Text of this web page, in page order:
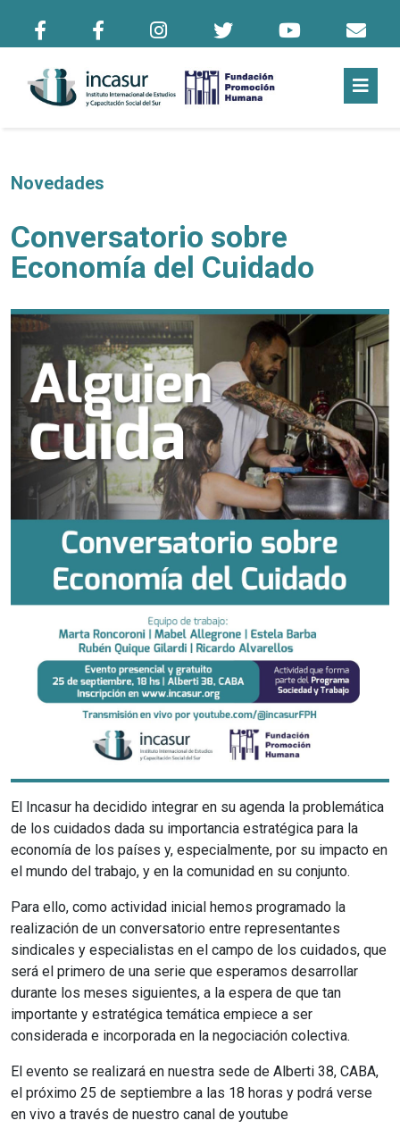
Novedades
Conversatorio sobre
Economía del Cuidado
El Incasur ha decidido integrar en su agenda la problemática
de los cuidados dada su importancia estratégica para la
economía de los países y, especialmente, por su impacto en
el mundo del trabajo, y en la comunidad en su conjunto.
Para ello, como actividad inicial hemos programado la
realización de un conversatorio entre representantes
sindicales y especialistas en el campo de los cuidados, que
será el primero de una serie que esperamos desarrollar
durante los meses siguientes, a la espera de que tan
importante y estratégica temática empiece a ser
considerada e incorporada en la negociación colectiva.
El evento se realizará en nuestra sede de Alberti 38, CABA,
el próximo 25 de septiembre a las 18 horas y podrá verse
en vivo a través de nuestro canal de youtube